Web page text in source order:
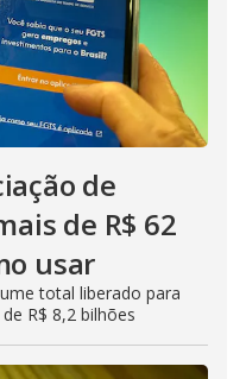
de
de R$ 62
usar
total liberado para
R$ 8,2 bilhões